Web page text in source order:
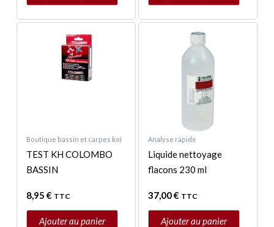
Boutique bassin et carpes koï
TEST KH COLOMBO
BASSIN
8,95€ TTC
Ajouter au panier
Analyse rapide
Liquide nettoyage
flacons 230 ml
37,00€ TTC
Ajouter au panier